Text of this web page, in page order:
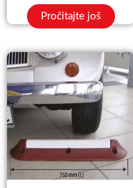
Pročitajte još